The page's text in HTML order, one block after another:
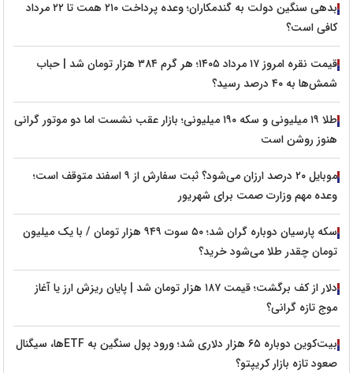
بدهی سنگین دولت به گندمکاران؛ وعده پرداخت ۲۱۰ همت تا ۲۲ مرداد
کافی است؟
قیمت نقره امروز ۱۷ مرداد ۱۴۰۵؛ هر گرم ۳۸۴ هزار تومان شد | حباب
شمش‌ها به ۴۰ درصد رسید؟
طلا ۱۹ میلیونی و سکه ۱۹۰ میلیونی؛ بازار عقب نشست اما دو موتور گرانی
هنوز روشن است
موبایل ۲۰ درصد ارزان می‌شود؟ ثبت سفارش از ۹ اسفند متوقف است؛
وعده مهم وزارت صمت برای شهریور
سکه پارسیان دوباره گران شد؛ ۵۰ سوت ۹۴۹ هزار تومان / با یک میلیون
تومان چقدر طلا می‌شود خرید؟
دلار از کف برگشت؛ قیمت ۱۸۷ هزار تومان شد | پایان ریزش ارز یا آغاز
موج تازه گرانی؟
بیت‌کوین دوباره ۶۵ هزار دلاری شد؛ ورود پول سنگین به ETFها، سیگنال
صعود تازه بازار کریپتو؟